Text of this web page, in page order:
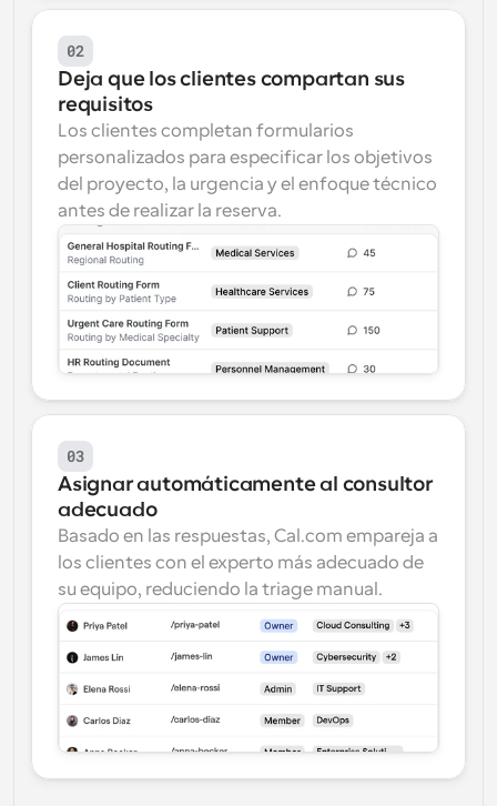
02
Deja que los clientes compartan sus
requisitos
Los clientes completan formularios
personalizados para especificar los objetivos
del proyecto, la urgencia y el enfoque técnico
antes de realizar la reserva.
03
Asignar automáticamente al consultor
adecuado
Basado en las respuestas, Cal.com empareja a
los clientes con el experto más adecuado de
su equipo, reduciendo la triage manual.